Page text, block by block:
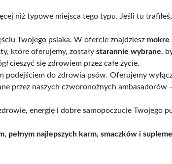
niż typowe miejsca tego typu. Jeśli tu trafiłeś,
Twojego psiaka. W ofercie znajdziesz mokre
które oferujemy, zostały starannie wybrane,
cieszyć się zdrowiem przez całe życie.
podejściem do zdrowia psów. Oferujemy
przez naszych czworonożnych
energię i dobre samopoczucie Twojego
pełnym najlepszych karm, smaczków i